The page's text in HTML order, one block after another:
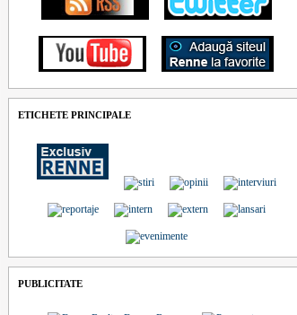
ETICHETE PRINCIPALE
PUBLICITATE